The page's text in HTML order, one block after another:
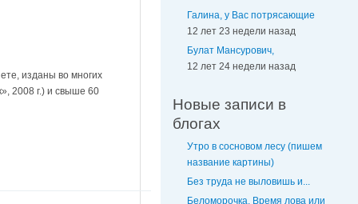
изданы во многих
2008 г.) и свыше 60
Галина, у Вас потрясающие
12 лет 23 недели назад
Булат Мансурович,
12 лет 24 недели назад
Новые записи в
блогах
Утро в сосновом лесу (пишем
название картины)
Без труда не выловишь и...
Беломорочка. Время лова или